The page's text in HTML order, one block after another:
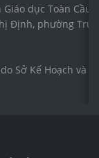
dục Toàn Cầu
Định, phường
Sở Kế Hoạch và